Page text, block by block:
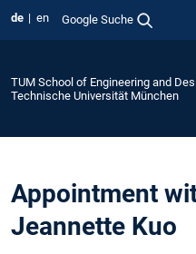
de en Google Suche
TUM School of Engineering and
Technische Universität München
Appointment
Jeannette Kuo